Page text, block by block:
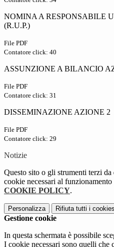
NOMINA A RESPONSABILE
(R.U.P.)
File PDF
Contatore click: 40
ASSUNZIONE A BILANCIO
File PDF
Contatore click: 31
DISSEMINAZIONE AZIONE 2
File PDF
Contatore click: 29
Notizie
Questo sito o gli strumenti terzi
cookie necessari al
COOKIE POLICY.
Personalizza Rifiuta tutti i cookies
Gestione cookie
In questa schermata è possibile
I cookie necessari sono quelli che